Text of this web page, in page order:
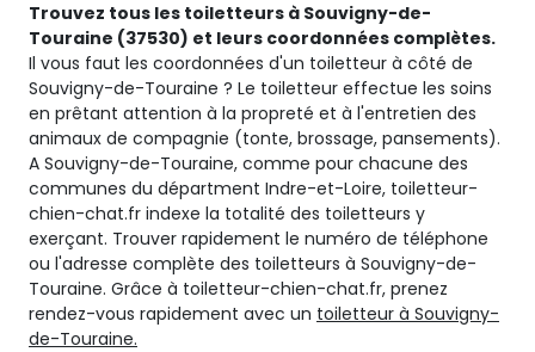
Trouvez tous les toiletteurs à Souvigny-de-
Touraine (37530) et leurs coordonnées complètes.
Il vous faut les coordonnées d'un toiletteur à côté de
Souvigny-de-Touraine ? Le toiletteur effectue les soins
en prêtant attention à la propreté et à l'entretien des
animaux de compagnie (tonte, brossage, pansements).
A Souvigny-de-Touraine, comme pour chacune des
communes du départment Indre-et-Loire, toiletteur-
chien-chat.fr indexe la totalité des toiletteurs y
exerçant. Trouver rapidement le numéro de téléphone
ou l'adresse complète des toiletteurs à Souvigny-de-
Touraine. Grâce à toiletteur-chien-chat.fr, prenez
rendez-vous rapidement avec un toiletteur à Souvigny-
de-Touraine.